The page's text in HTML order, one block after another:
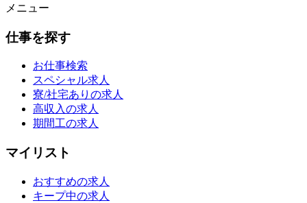
メニュー
仕事を探す
お仕事検索
スペシャル求人
寮/社宅ありの求人
高収入の求人
期間工の求人
マイリスト
おすすめの求人
キープ中の求人